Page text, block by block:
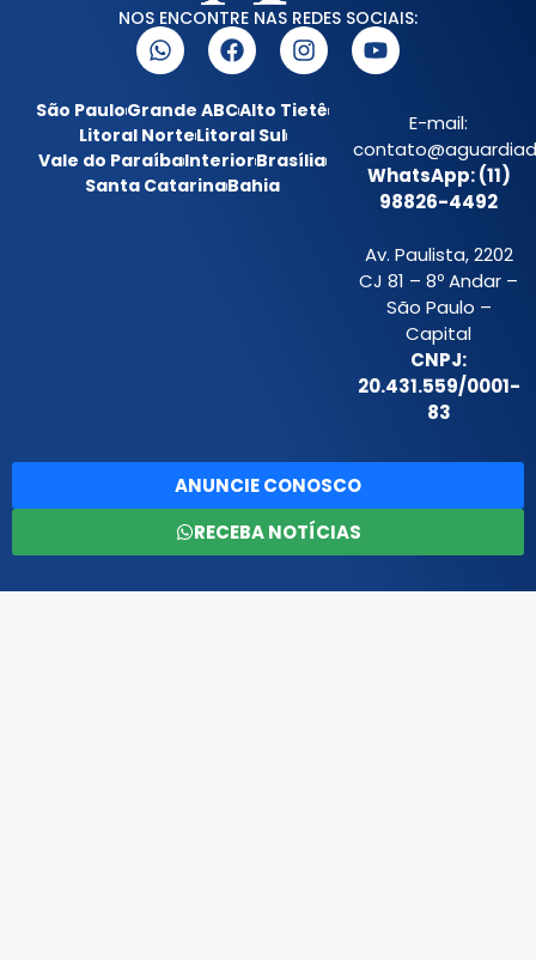
NOS ENCONTRE NAS REDES SOCIAIS:
São PauloGrande ABCAlto Tietê
Litoral NorteLitoral Sul
Vale do ParaíbaInteriorBrasília
Santa CatarinaBahia
E-mail:
WhatsApp: (11)
98826-4492
Av. Paulista, 2202
CJ 81 – 8º Andar –
São Paulo –
Capital
CNPJ:
20.431.559/0001-
83
ANUNCIE CONOSCO
RECEBA NOTÍCIAS